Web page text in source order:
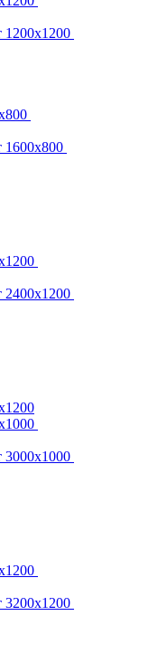
1200x1200
1600х800
2400х1200
3000х1000
3200х1200